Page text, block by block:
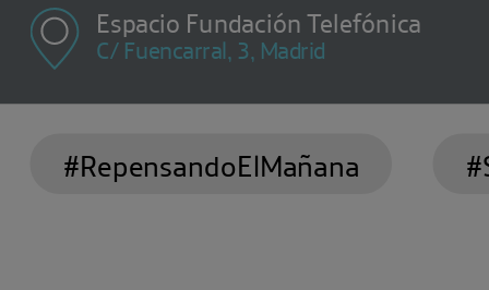
Espacio Fundación Telefónica
C/ Fuencarral, 3, Madrid
#RepensandoElMañana